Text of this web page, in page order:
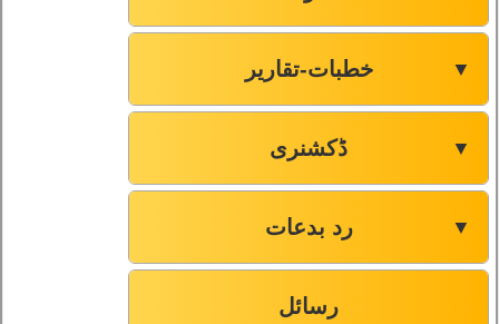
خطبات-تقاریر ▼
ڈکشنری ▼
رد بدعات ▼
رسائل